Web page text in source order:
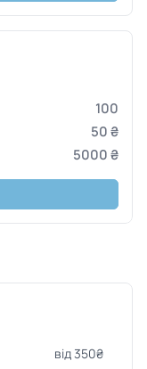
100
50 ₴
5000 ₴
від 350₴